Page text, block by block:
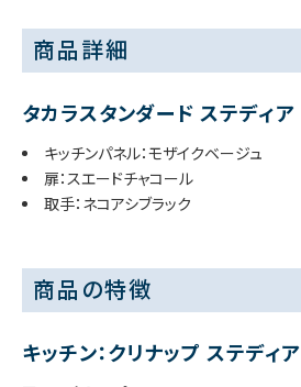
商品詳細
タカラスタンダード ステディア
キッチンパネル：モザイクベージュ
扉：スエードチャコール
取手：ネコアシブラック
商品の特徴
キッチン：クリナップ ステディア